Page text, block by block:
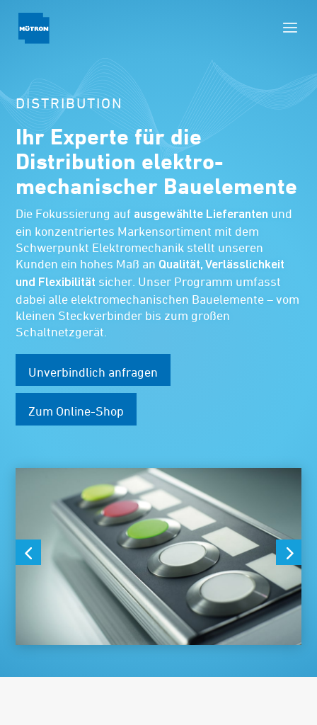
DISTRIBUTION
Ihr Experte für die
Distribution elektro­
mechanischer Bauelemente
Die Fokussierung auf ausgewählte Lieferanten und
ein konzentriertes Markensortiment mit dem
Schwerpunkt Elektromechanik stellt unseren
Kunden ein hohes Maß an Qualität, Verlässlichkeit
und Flexibilität sicher. Unser Programm umfasst
dabei alle elektromechanischen Bauelemente – vom
kleinen Steckverbinder bis zum großen
Schaltnetzgerät.
Unverbindlich anfragen
Zum Online-Shop